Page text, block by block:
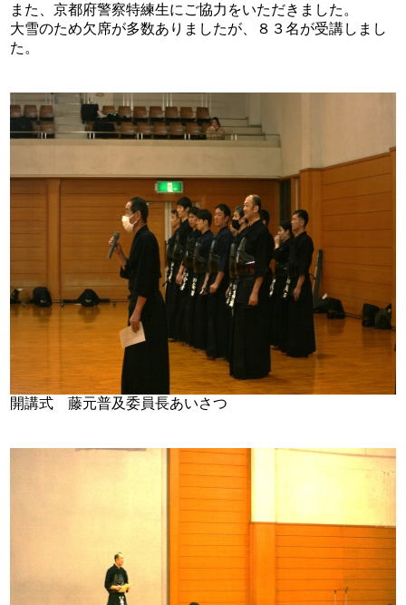
また、京都府警察特練生にご協力をいただきました。
大雪のため欠席が多数ありましたが、８３名が受講しまし
た。
開講式 藤元普及委員長あいさつ